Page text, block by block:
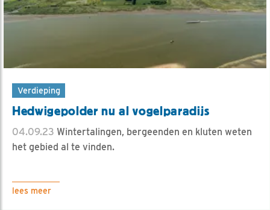
Verdieping
Hedwigepolder nu al vogelparadijs
04.09.23 Wintertalingen, bergeenden en kluten weten
het gebied al te vinden.
lees meer